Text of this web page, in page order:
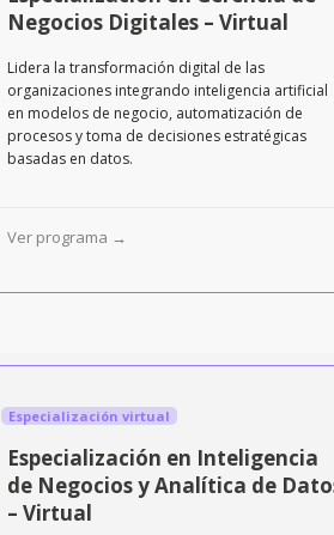
Negocios Digitales – Virtual
Lidera la transformación digital de las
organizaciones integrando inteligencia artificial
en modelos de negocio, automatización de
procesos y toma de decisiones estratégicas
basadas en datos.
Ver programa →
Especialización virtual
Especialización en Inteligencia
de Negocios y Analítica de
– Virtual